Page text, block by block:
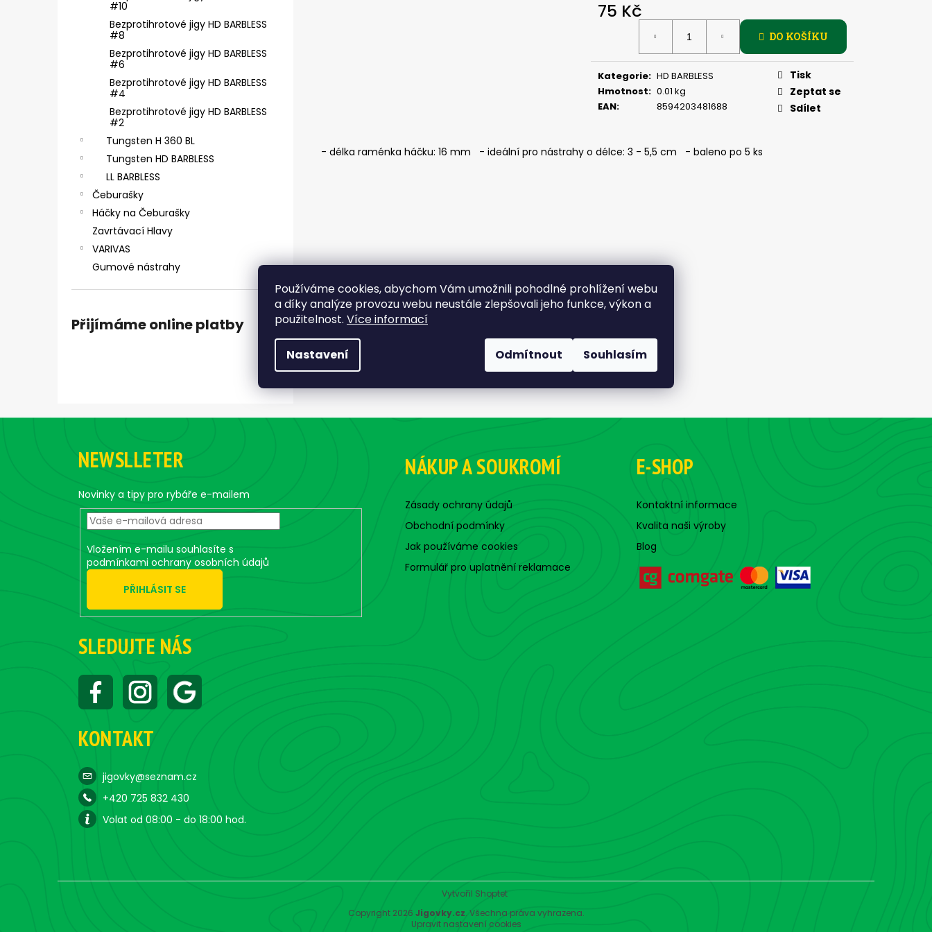
Používáme cookies, abychom Vám umožnili pohodlné prohlížení webu
a díky analýze provozu webu neustále zlepšovali jeho funkce, výkon a
použitelnost. Více informací
Nastavení Odmítnout Souhlasím
#10
Bezprotihrotové jigy HD BARBLESS
#8
Bezprotihrotové jigy HD BARBLESS
#6
Bezprotihrotové jigy HD BARBLESS
#4
Bezprotihrotové jigy HD BARBLESS
#2
Tungsten H 360 BL
Tungsten HD BARBLESS
LL BARBLESS
Čeburašky
Háčky na Čeburašky
Zavrtávací Hlavy
VARIVAS
Gumové nástrahy
Přijímáme online platby
75 Kč
DO KOŠÍKU
Kategorie: HD BARBLESS
Hmotnost: 0.01 kg
EAN: 8594203481688
Tisk
Zeptat se
Sdílet
- délka raménka háčku: 16 mm - ideální pro nástrahy o délce: 3 - 5,5 cm - baleno po 5 ks
SICKLE #6 - 5 KS, 4 G
SICKLE #6 - 5 KS, 2 G
Z
NEWSLLETER
Novinky a tipy pro rybáře e-mailem
Vložením e-mailu souhlasíte s
podmínkami ochrany osobních údajů
PŘIHLÁSIT SE
SLEDUJTE NÁS
KONTAKT
jigovky@seznam.cz
+420 725 832 430
Volat od 08:00 - do 18:00 hod.
NÁKUP A SOUKROMÍ
Zásady ochrany údajů
Obchodní podmínky
Jak používáme cookies
Formulář pro uplatnění reklamace
E-SHOP
Kontaktní informace
Kvalita naši výroby
Blog
Vytvořil Shoptet
Copyright 2026 Jigovky.cz. Všechna práva vyhrazena.
Upravit nastavení cookies